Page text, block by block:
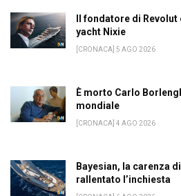
Il fondatore di
yacht Nixie
[CRONACA] 5 AGO 2026
È morto Carlo
mondiale
[CRONACA] 4 AGO 2026
Bayesian, la carenza
rallentato l’inchiesta